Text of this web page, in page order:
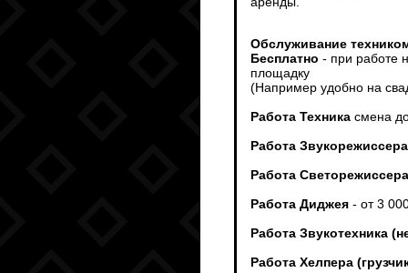
Обслуживание
Бесплатно - при работе
площадку
(Например удобно на
Работа Техника смена
Работа Звукорежиссера
Работа Светорежиссера
Работа Диджея - от 3
Работа Звукотехника
Работа Хелпера